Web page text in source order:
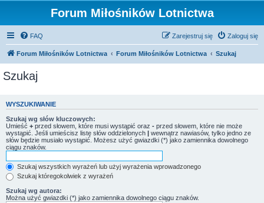
Forum Miłośników Lotnictwa
FAQ Zaloguj się
Zarejestruj się
Forum Miłośników Lotnictwa Forum Miłośników Lotnictwa Szukaj
Szukaj
WYSZUKIWANIE
Szukaj wg słów kluczowych:
Umieść + przed słowem, które musi wystąpić oraz - przed słowem, które nie może
wystąpić. Jeśli umieścisz listę słów oddzielonych | wewnątrz nawiasów, tylko jedno ze
słów będzie musiało wystąpić. Możesz użyć gwiazdki (*) jako zamiennika dowolnego
ciągu znaków.
Szukaj wszystkich wyrażeń lub użyj wyrażenia wprowadzonego
Szukaj któregokolwiek z wyrażeń
Szukaj wg autora:
Można użyć gwiazdki (*) jako zamiennika dowolnego ciągu znaków.